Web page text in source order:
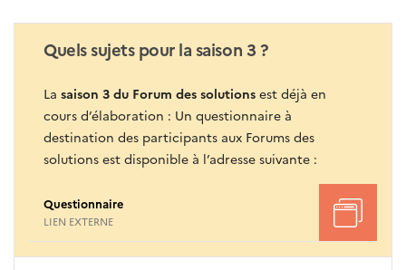
Quels sujets pour la saison 3 ?
La saison 3 du Forum des solutions est déjà en
cours d’élaboration : Un questionnaire à
destination des participants aux Forums des
solutions est disponible à l’adresse suivante :
Questionnaire
LIEN EXTERNE